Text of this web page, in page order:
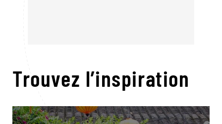
Trouvez l’inspiration